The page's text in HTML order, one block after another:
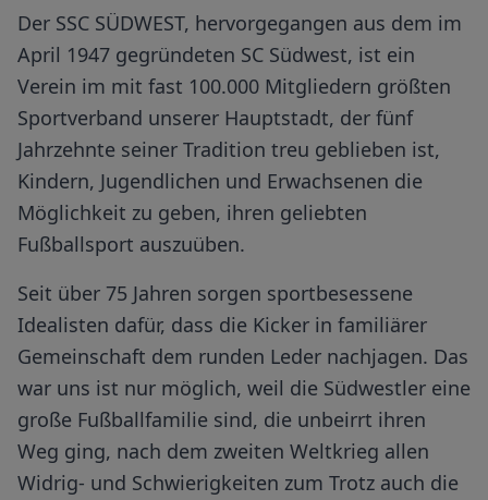
Der SSC SÜDWEST, hervorgegangen aus dem im
April 1947 gegründeten SC Südwest, ist ein
Verein im mit fast 100.000 Mitgliedern größten
Sportverband unserer Hauptstadt, der fünf
Jahrzehnte seiner Tradition treu geblieben ist,
Kindern, Jugendlichen und Erwachsenen die
Möglichkeit zu geben, ihren geliebten
Fußballsport auszuüben.
Seit über 75 Jahren sorgen sportbesessene
Idealisten dafür, dass die Kicker in familiärer
Gemeinschaft dem runden Leder nachjagen. Das
war uns ist nur möglich, weil die Südwestler eine
große Fußballfamilie sind, die unbeirrt ihren
Weg ging, nach dem zweiten Weltkrieg allen
Widrig- und Schwierigkeiten zum Trotz auch die